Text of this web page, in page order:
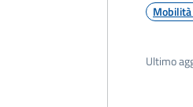
Ultimo